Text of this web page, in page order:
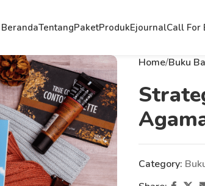
BerandaTentangPaketProdukEjournalCall For
Home Buku
Category: